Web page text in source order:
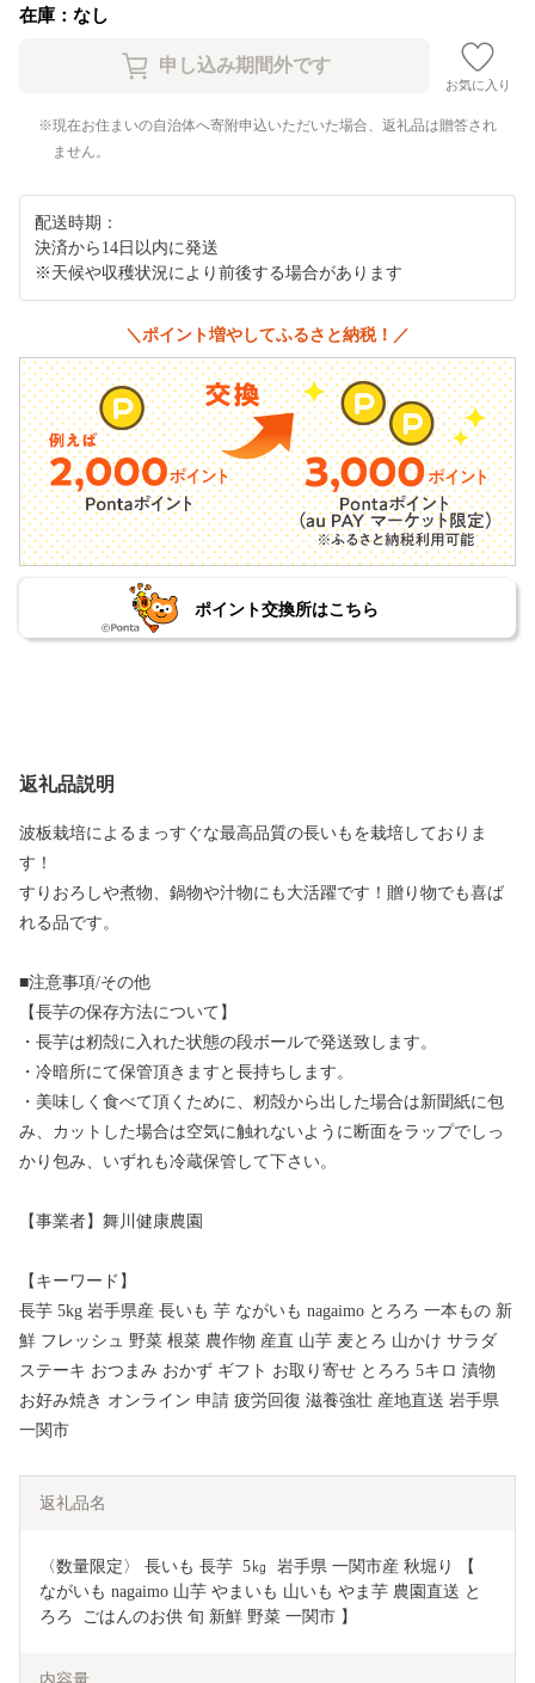
在庫：なし
お気に入り
現在お住まいの自治体へ寄附申込いただいた場合、返礼品は贈答され
ません。
配送時期：
決済から14日以内に発送
※天候や収穫状況により前後する場合があります
＼ポイント増やしてふるさと納税！／
ポイント交換所はこちら
返礼品説明
波板栽培によるまっすぐな最高品質の長いもを栽培しておりま
す！
すりおろしや煮物、鍋物や汁物にも大活躍です！贈り物でも喜ば
れる品です。
■注意事項/その他
【長芋の保存方法について】
・長芋は籾殻に入れた状態の段ボールで発送致します。
・冷暗所にて保管頂きますと長持ちします。
・美味しく食べて頂くために、籾殻から出した場合は新聞紙に包
み、カットした場合は空気に触れないように断面をラップでしっ
かり包み、いずれも冷蔵保管して下さい。
【事業者】舞川健康農園
【キーワード】
長芋 5kg 岩手県産 長いも 芋 ながいも nagaimo とろろ 一本もの 新
鮮 フレッシュ 野菜 根菜 農作物 産直 山芋 麦とろ 山かけ サラダ
ステーキ おつまみ おかず ギフト お取り寄せ とろろ 5キロ 漬物
お好み焼き オンライン 申請 疲労回復 滋養強壮 産地直送 岩手県
一関市
返礼品名
〈数量限定〉 長いも 長芋  5㎏  岩手県 一関市産 秋堀り 【
ながいも nagaimo 山芋 やまいも 山いも やま芋 農園直送 と
ろろ  ごはんのお供 旬 新鮮 野菜 一関市 】